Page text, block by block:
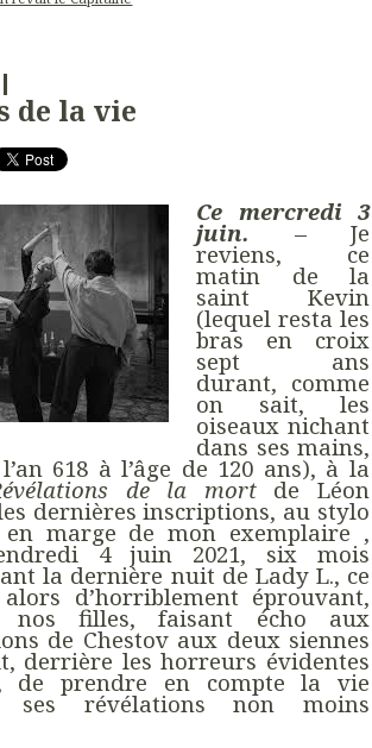
de la vie
Ce mercredi 3
juin. – Je
reviens, ce
matin de la
saint Kevin
(lequel resta les
bras en croix
sept ans
durant, comme
on sait, les
oiseaux nichant
dans ses mains,
618 à l’âge de 120 ans), à la
de la mortde Léon
dernières inscriptions, au stylo
en marge de mon exemplaire ,
4 juin 2021, six mois
la dernière nuit de Lady L., ce
d’horriblement éprouvant,
filles, faisant écho aux
de Chestov aux deux siennes
derrière les horreurs évidentes
de prendre en compte la vie
ses révélations non moins